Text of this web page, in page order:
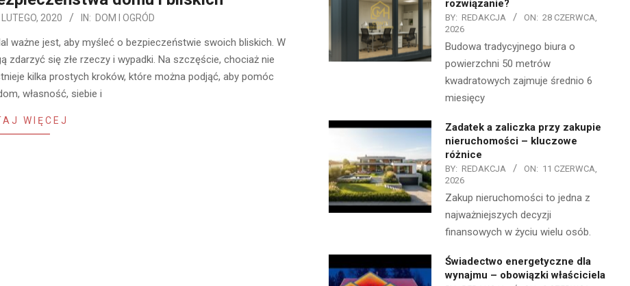
2020 IN: DOM I OGRÓD
ważne jest, aby myśleć o bezpieczeństwie swoich bliskich. W
się złe rzeczy i wypadki. Na szczęście, chociaż nie
kilka prostych kroków, które można podjąć, aby pomóc
własność, siebie i
WIĘCEJ
rozwiązanie?
BY: REDAKCJA ON: 28 CZERWCA,
2026
Budowa tradycyjnego biura o
powierzchni 50 metrów
kwadratowych zajmuje średnio 6
miesięcy
Zadatek a zaliczka przy zakupie
nieruchomości – kluczowe
różnice
BY: REDAKCJA ON: 11 CZERWCA,
2026
Zakup nieruchomości to jedna z
najważniejszych decyzji
finansowych w życiu wielu osób.
Świadectwo energetyczne dla
wynajmu – obowiązki właściciela